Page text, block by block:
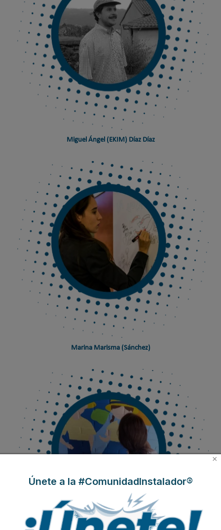
Miguel Ángel (EKIM) Díaz Díaz
Marina Marisma (Sánchez)
×
Únete a la #ComunidadInstalador®